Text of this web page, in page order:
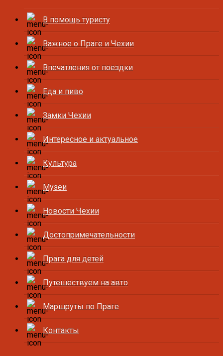
В помощь туристу
Важное о Праге и Чехии
Впечатления от поездки
Еда и пиво
Замки Чехии
Интересное и актуальное
Культура
Музеи
Новости Чехии
Достопримечательности
Прага для детей
Путешествуем на авто
Маршруты по Праге
Контакты